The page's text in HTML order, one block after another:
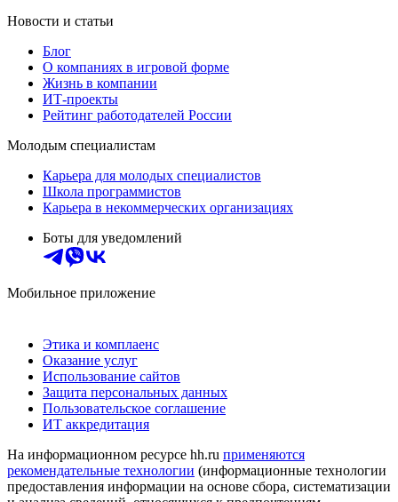
Новости и статьи
Блог
О компаниях в игровой форме
Жизнь в компании
ИТ-проекты
Рейтинг работодателей России
Молодым специалистам
Карьера для молодых специалистов
Школа программистов
Карьера в некоммерческих организациях
Боты для уведомлений
Мобильное приложение
Этика и комплаенс
Оказание услуг
Использование сайтов
Защита персональных данных
Пользовательское соглашение
ИТ аккредитация
На информационном ресурсе hh.ru применяются
рекомендательные технологии (информационные технологии
предоставления информации на основе сбора, систематизации